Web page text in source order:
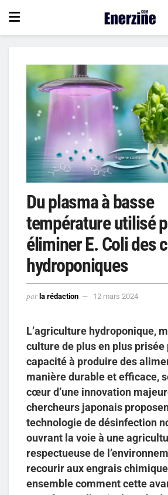
Du plasma à basse
température utilisé
éliminer E. Coli des
hydroponiques
par la rédaction 12 mars 2024
L’agriculture hydroponique,
culture de plus en plus prisée
capacité à produire des
manière durable et efficace,
cœur d’une innovation
chercheurs japonais
technologie de désinfection
ouvrant la voie à une
respectueuse de
recourir aux engrais
ensemble comment cette